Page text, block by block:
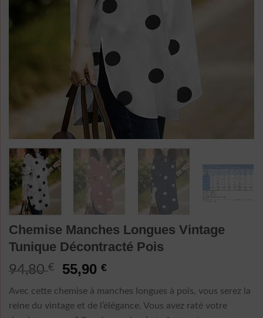
Chemise Manches Longues Vintage
Tunique Décontracté Pois
94,80€
Le
initial
était :
55,90€Le
actuel
est :
Avec cette chemise à manches longues à pois, vous serez la
reine du vintage et de l’élégance. Vous avez raté votre